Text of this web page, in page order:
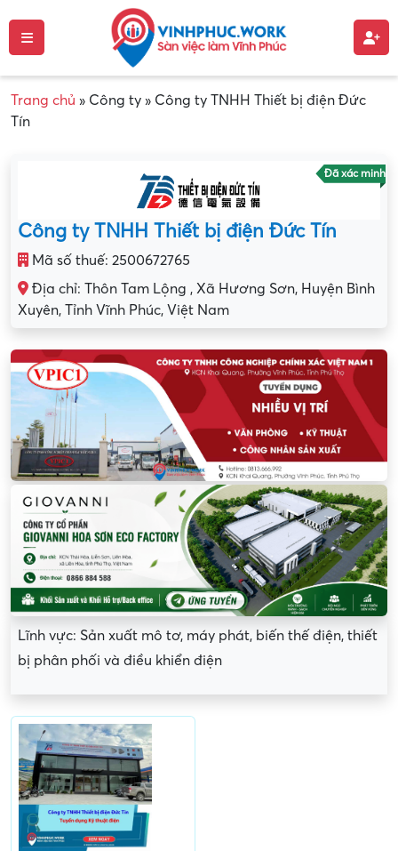
Trang chủ » Công ty » Công ty TNHH Thiết bị điện Đức
Tín
Đã xác minh
Công ty TNHH Thiết bị điện Đức Tín
Mã số thuế: 2500672765
Địa chỉ: Thôn Tam Lộng , Xã Hương Sơn, Huyện Bình
Xuyên, Tỉnh Vĩnh Phúc, Việt Nam
Lĩnh vực: Sản xuất mô tơ, máy phát, biến thế điện, thiết
bị phân phối và điều khiển điện